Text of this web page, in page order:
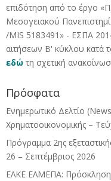
επιδότηση από το έργο
Μεσογειακού
/MIS 5183491» - ΕΣΠΑ
αιτήσεων Β' κύκλου κατά
εδώ τη σχετική
Πρόσφατα
Ενημερωτικό Δελτίο
Χρηματοοικονομικής –
Πρόγραμμα 2ης
26 – Σεπτέμβριος 2026
ΕΛΚΕ ΕΛΜΕΠΑ: